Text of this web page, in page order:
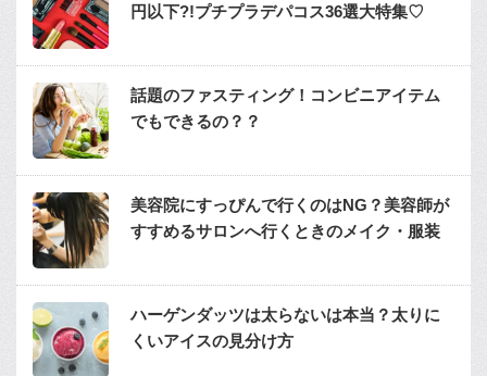
円以下?!プチプラデパコス36選大特集♡
話題のファスティング！コンビニアイテム
でもできるの？？
美容院にすっぴんで行くのはNG？美容師が
すすめるサロンへ行くときのメイク・服装
ハーゲンダッツは太らないは本当？太りに
くいアイスの見分け方